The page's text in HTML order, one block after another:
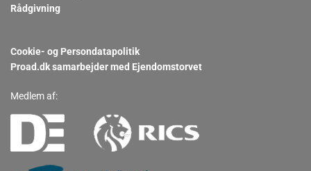
Rådgivning
Cookie- og Persondatapolitik
Proad.dk samarbejder med Ejendomstorvet
Medlem af: